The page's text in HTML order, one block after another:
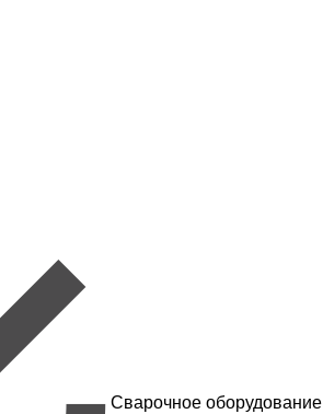
Сварочное оборудование